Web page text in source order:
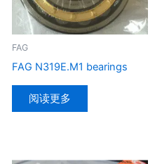
FAG
FAG N319E.M1 bearings
阅读更多